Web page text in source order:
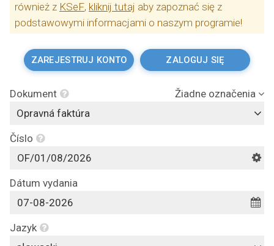
również z KSeF, kliknij tutaj aby zapoznać się z
podstawowymi informacjami o naszym programie!
ZAREJESTRUJ KONTO ZALOGUJ SIĘ
Dokument
Žiadne označenia
Opravná faktúra
Číslo
Dátum vydania
Jazyk